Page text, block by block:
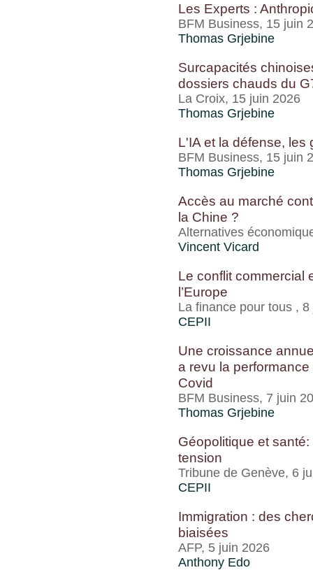
Les Experts :
BFM Business, 15 juin
Thomas Grjebine
Surcapacités
dossiers chauds du
La Croix, 15 juin 2026
Thomas Grjebine
L'IA et la défense, les
BFM Business, 15 juin
Thomas Grjebine
Accès au marché
la Chine ?
Alternatives
Vincent Vicard
Le conflit commercial
l’Europe
La finance pour tous ,
CEPII
Une croissance
a revu la
Covid
BFM Business, 7 juin
Thomas Grjebine
Géopolitique et
tension
Tribune de Genève, 6
CEPII
Immigration : des
biaisées
AFP, 5 juin 2026
Anthony Edo